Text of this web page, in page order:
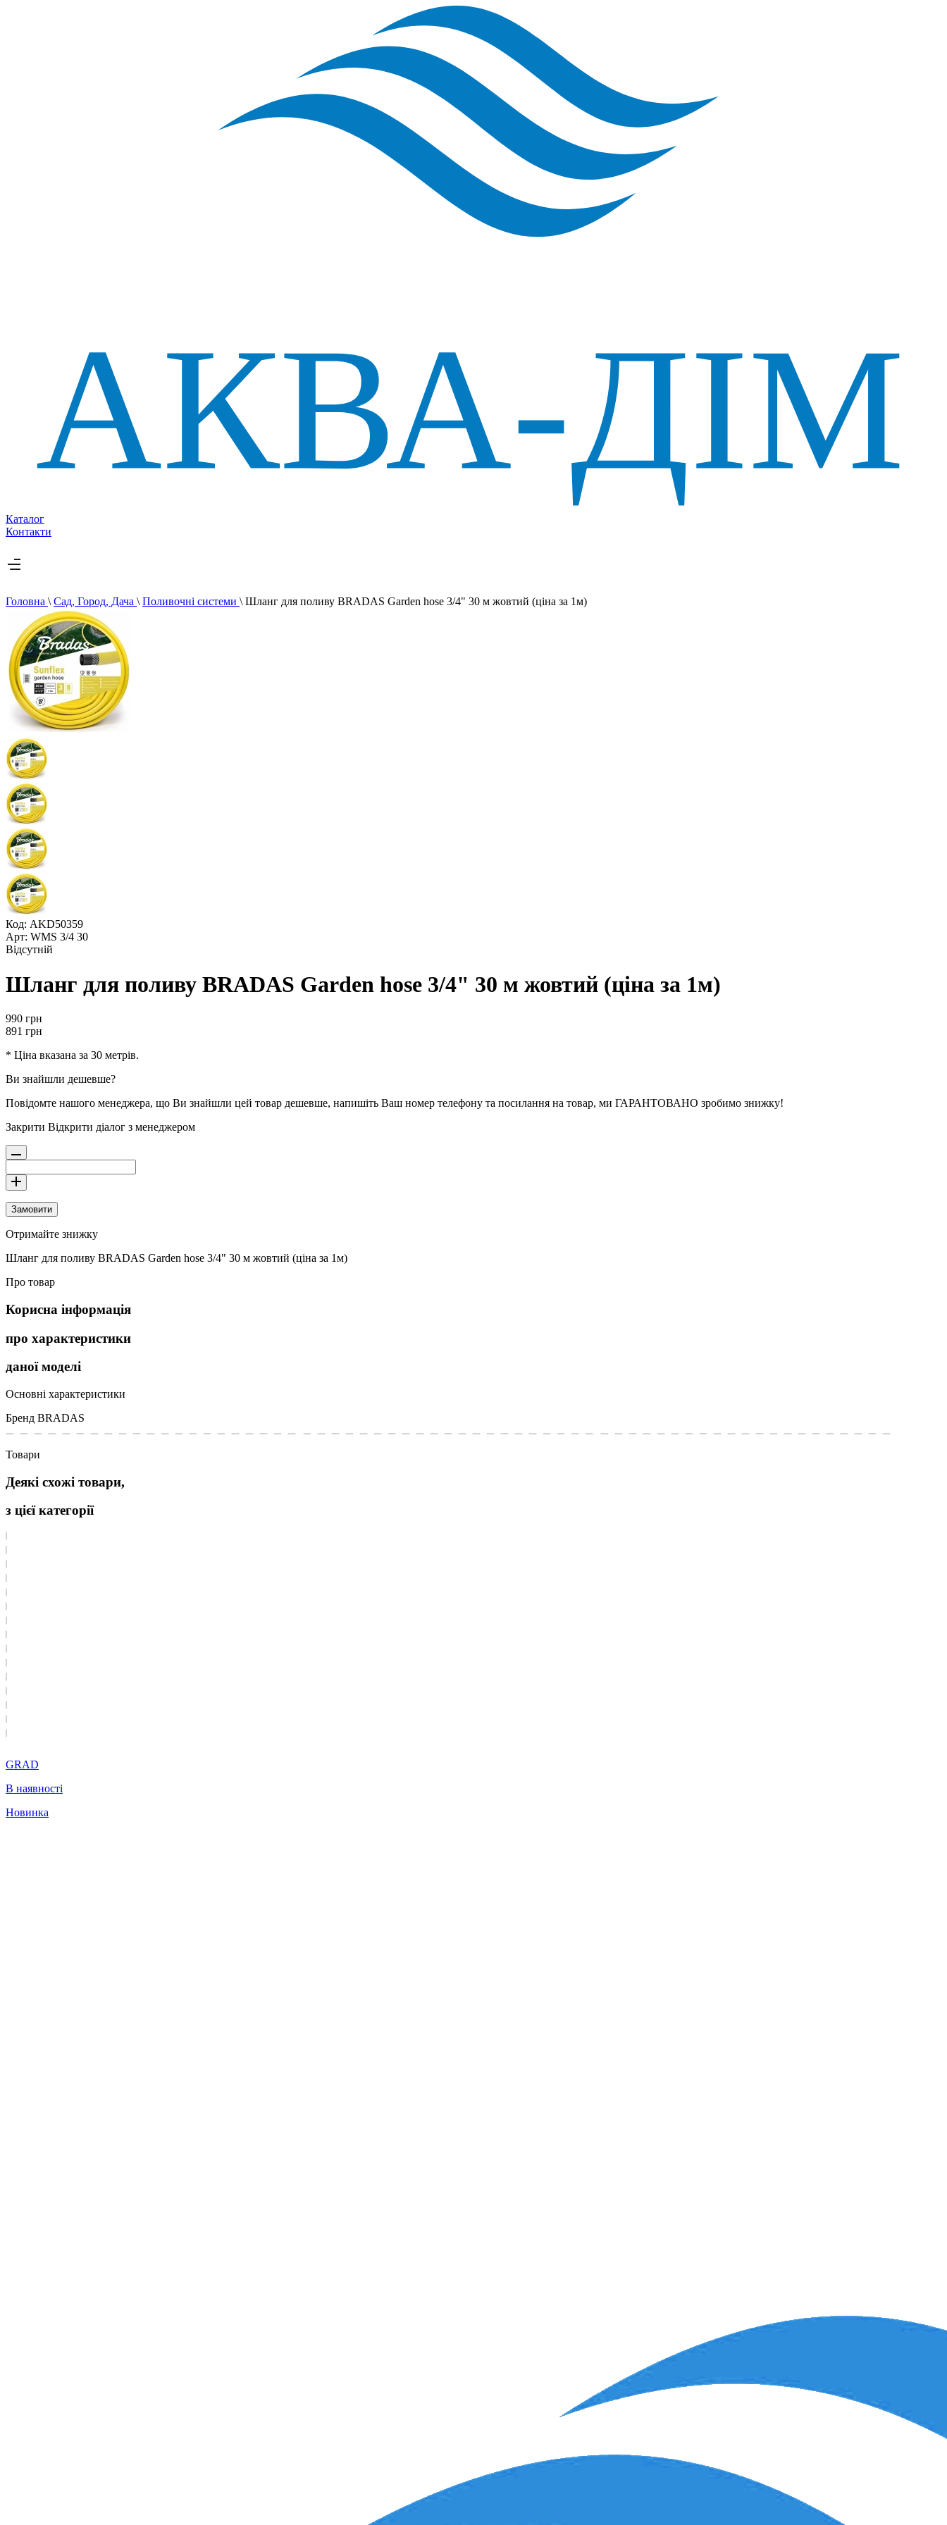
Каталог
Контакти
Головна \ Сад, Город, Дача \ Поливочні системи \ Шланг для поливу BRADAS Garden hose 3/4" 30 м жовтий (ціна за 1м)
Код: AKD50359
Арт: WMS 3/4 30
Відсутній
Шланг для поливу BRADAS Garden hose 3/4" 30 м жовтий (ціна за 1м)
990 грн
891 грн
* Ціна вказана за 30 метрів.
Ви знайшли дешевше?
Повідомте нашого менеджера, що Ви знайшли цей товар дешевше, напишіть Ваш номер телефону та посилання на товар, ми ГАРАНТОВАНО зробимо знижку!
Закрити Відкрити діалог з менеджером
Замовити
Отримайте знижку
Шланг для поливу BRADAS Garden hose 3/4" 30 м жовтий (ціна за 1м)
Про товар
Корисна інформація
про характеристики
даної моделі
Основні характеристики
Бренд BRADAS
Товари
Деякі схожі товари,
з цієї категорії
GRAD
В наявності
Новинка